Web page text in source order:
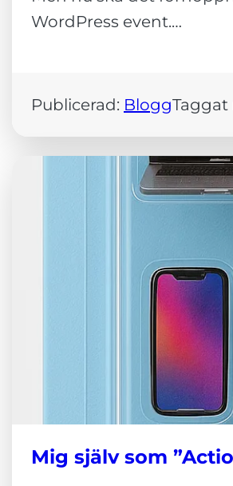
WordPress event.…
Publicerad: BloggTaggat
Mig själv som